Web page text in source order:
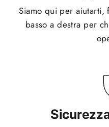
Siamo qui per aiutarti,
basso a destra per